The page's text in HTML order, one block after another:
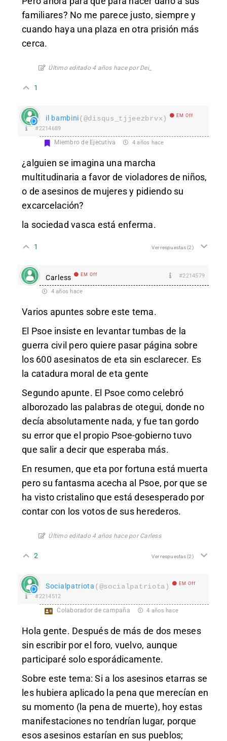
familiares? No me parece justo, siempre y
cuando haya una plaza en otra prisión más
cerca.
Último editado 4 años hace por Dei_
1
il bambini(@disqus_tjjeezbrvx) EM Off
#2214689
Miembro de Ejecutiva 4 años hace
¿alguien se imagina una marcha
multitudinaria a favor de violadores de niños,
o de asesinos de mujeres y pidiendo su
excarcelación?
la sociedad vasca está enferma.
1 Ver respuestas(2)
Carless EM Off #2214579
4 años hace
Varios apuntes sobre este tema.
El Psoe insiste en levantar tumbas de la
guerra civil pero quiere pasar página sobre
los 600 asesinatos de eta sin esclarecer. Es
la catadura moral de eta gente
Segundo apunte. El Psoe como celebró
alborozado las palabras de otegui, donde no
decía absolutamente nada, y fue tan gordo
su error que el propio Psoe-gobierno tuvo
que salir a decir que esperaba más.
En resumen, que eta por fortuna está muerta
pero su fantasma acecha al Psoe, por que se
ha visto cristalino que está desesperado por
contar con los votos de sus herederos.
Último editado 4 años hace por Carless
2 Ver respuestas(2)
Socialpatriota (@socialpatriota) EM Off
#2214512
Colaborador de campaña 4 años hace
Hola gente. Después de más de dos meses
sin escribir por el foro, vuelvo, aunque
participaré solo esporádicamente.
Sobre este tema: Si a los asesinos etarras se
les hubiera aplicado la pena que merecían en
su momento (la pena de muerte), hoy estas
manifestaciones no tendrían lugar, porque
esos asesinos estarían en sus pueblos;